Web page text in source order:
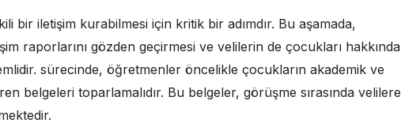
bir iletişim kurabilmesi için kritik bir adımdır. Bu aşamada,
raporlarını gözden geçirmesi ve velilerin de çocukları hakkında
sürecinde, öğretmenler öncelikle çocukların akademik ve
belgeleri toparlamalıdır. Bu belgeler, görüşme sırasında velilere